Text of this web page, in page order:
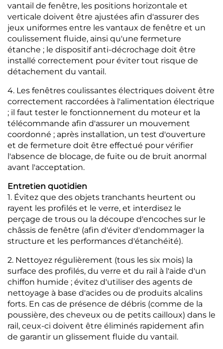
vantail de fenêtre, les positions horizontale et
verticale doivent être ajustées afin d'assurer des
jeux uniformes entre les vantaux de fenêtre et un
coulissement fluide, ainsi qu'une fermeture
étanche ; le dispositif anti-décrochage doit être
installé correctement pour éviter tout risque de
détachement du vantail.
4. Les fenêtres coulissantes électriques doivent être
correctement raccordées à l'alimentation électrique
; il faut tester le fonctionnement du moteur et la
télécommande afin d'assurer un mouvement
coordonné ; après installation, un test d'ouverture
et de fermeture doit être effectué pour vérifier
l'absence de blocage, de fuite ou de bruit anormal
avant l'acceptation.
Entretien quotidien
1. Évitez que des objets tranchants heurtent ou
rayent les profilés et le verre, et interdisez le
perçage de trous ou la découpe d'encoches sur le
châssis de fenêtre (afin d'éviter d'endommager la
structure et les performances d'étanchéité).
2. Nettoyez régulièrement (tous les six mois) la
surface des profilés, du verre et du rail à l'aide d'un
chiffon humide ; évitez d'utiliser des agents de
nettoyage à base d'acides ou de produits alcalins
forts. En cas de présence de débris (comme de la
poussière, des cheveux ou de petits cailloux) dans le
rail, ceux-ci doivent être éliminés rapidement afin
de garantir un glissement fluide du vantail.